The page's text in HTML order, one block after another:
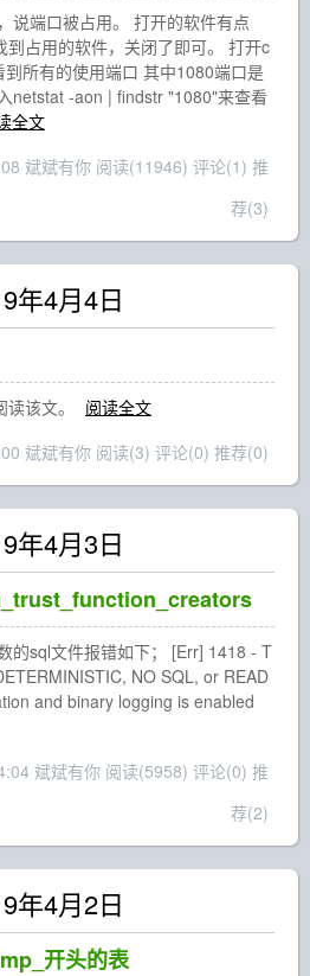
说端口被占用。 打开的软件有点
到占用的软件，关闭了即可。 打开c
所有的使用端口 其中1080端口是
netstat -aon | findstr "1080"来查看
全文
斌斌有你 阅读(11946) 评论(1) 推
荐(3)
年4月4日
该文。
阅读全文
斌斌有你 阅读(3) 评论(0) 推荐(0)
年4月3日
的sql文件报错如下； [Err] 1418 - T
NO SQL, or READ
and binary logging is enabled
斌斌有你 阅读(5958) 评论(0) 推
荐(2)
年4月2日
开头的表